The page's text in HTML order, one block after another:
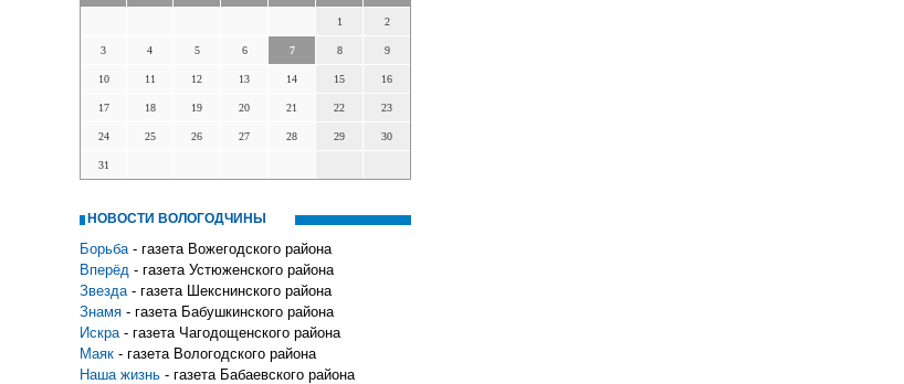
1 2
3 4 5 6 7 8 9
10 11 12 13 14 15 16
17 18 19 20 21 22 23
24 25 26 27 28 29 30
31
НОВОСТИ ВОЛОГОДЧИНЫ
Борьба - газета Вожегодского района
Вперёд - газета Устюженского района
Звезда - газета Шекснинского района
Знамя - газета Бабушкинского района
Искра - газета Чагодощенского района
Маяк - газета Вологодского района
Наша жизнь - газета Бабаевского района